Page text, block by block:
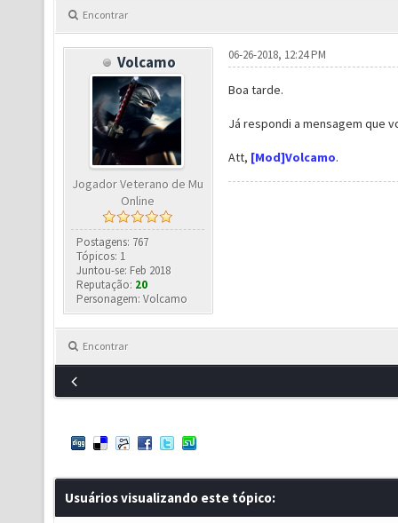
Encontrar
Volcamo
Jogador Veterano de Mu
Online
Postagens: 767
Tópicos: 1
Juntou-se: Feb 2018
Reputação: 20
Personagem: Volcamo
06-26-2018, 12:24 PM
Boa tarde.
Já respondi a mensagem que
Att, [Mod]Volcamo.
Encontrar
Usuários visualizando este tópico: